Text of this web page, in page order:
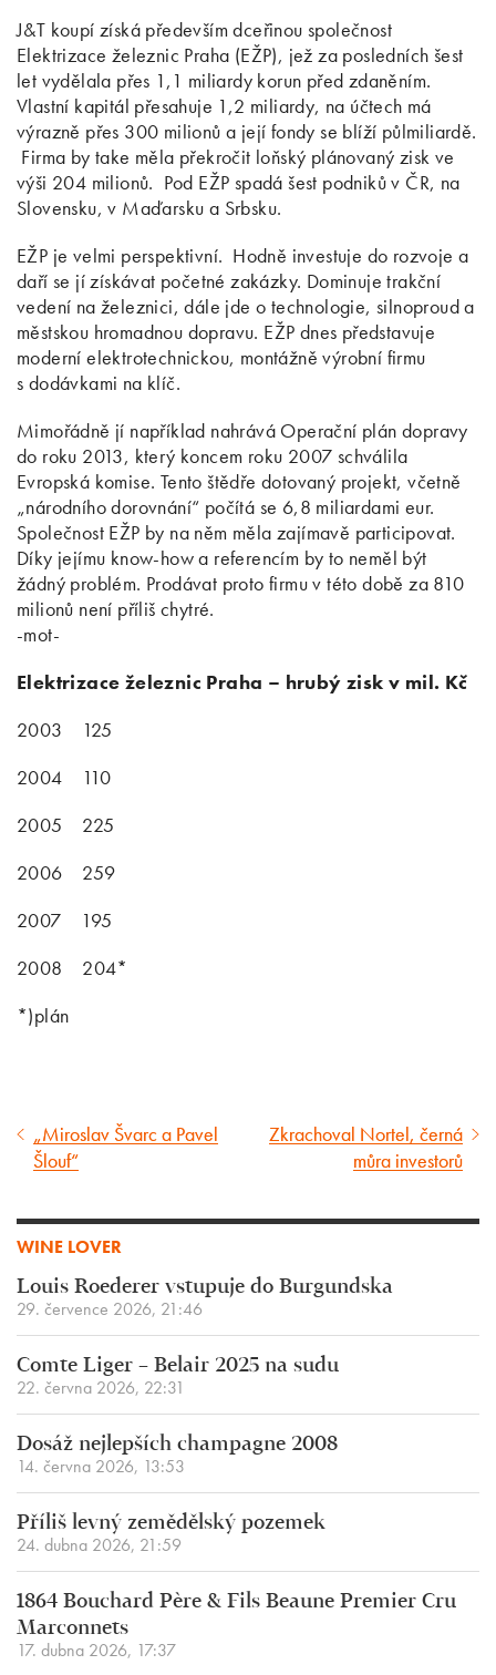
J&T koupí získá především dceřinou společnost
Elektrizace železnic Praha (EŽP), jež za posledních šest
let vydělala přes 1,1 miliardy korun před zdaněním.
Vlastní kapitál přesahuje 1,2 miliardy, na účtech má
výrazně přes 300 milionů a její fondy se blíží půlmiliardě.
Firma by take měla překročit loňský plánovaný zisk ve
výši 204 milionů. Pod EŽP spadá šest podniků v ČR, na
Slovensku, v Maďarsku a Srbsku.
EŽP je velmi perspektivní. Hodně investuje do rozvoje a
daří se jí získávat početné zakázky. Dominuje trakční
vedení na železnici, dále jde o technologie, silnoproud a
městskou hromadnou dopravu. EŽP dnes představuje
moderní elektrotechnickou, montážně výrobní firmu
s dodávkami na klíč.
Mimořádně jí například nahrává Operační plán dopravy
do roku 2013, který koncem roku 2007 schválila
Evropská komise. Tento štědře dotovaný projekt, včetně
„národního dorovnání“ počítá se 6,8 miliardami eur.
Společnost EŽP by na něm měla zajímavě participovat.
Díky jejímu know-how a referencím by to neměl být
žádný problém. Prodávat proto firmu v této době za 810
milionů není příliš chytré.
-mot-
Elektrizace železnic Praha – hrubý zisk v mil. Kč
2003 125
2004 110
2005 225
2006 259
2007 195
2008 204*
*)plán
Předcházející
článek
„Miroslav Švarc a Pavel
Šlouf“
Následující
Zkrachoval Nortel, černá
můra investorů
WINE LOVER
Louis Roederer vstupuje do Burgundska
29. července 2026, 21:46
Comte Liger – Belair 2025 na sudu
22. června 2026, 22:31
Dosáž nejlepších champagne 2008
14. června 2026, 13:53
Příliš levný zemědělský pozemek
24. dubna 2026, 21:59
1864 Bouchard Père & Fils Beaune Premier Cru
Marconnets
17. dubna 2026, 17:37